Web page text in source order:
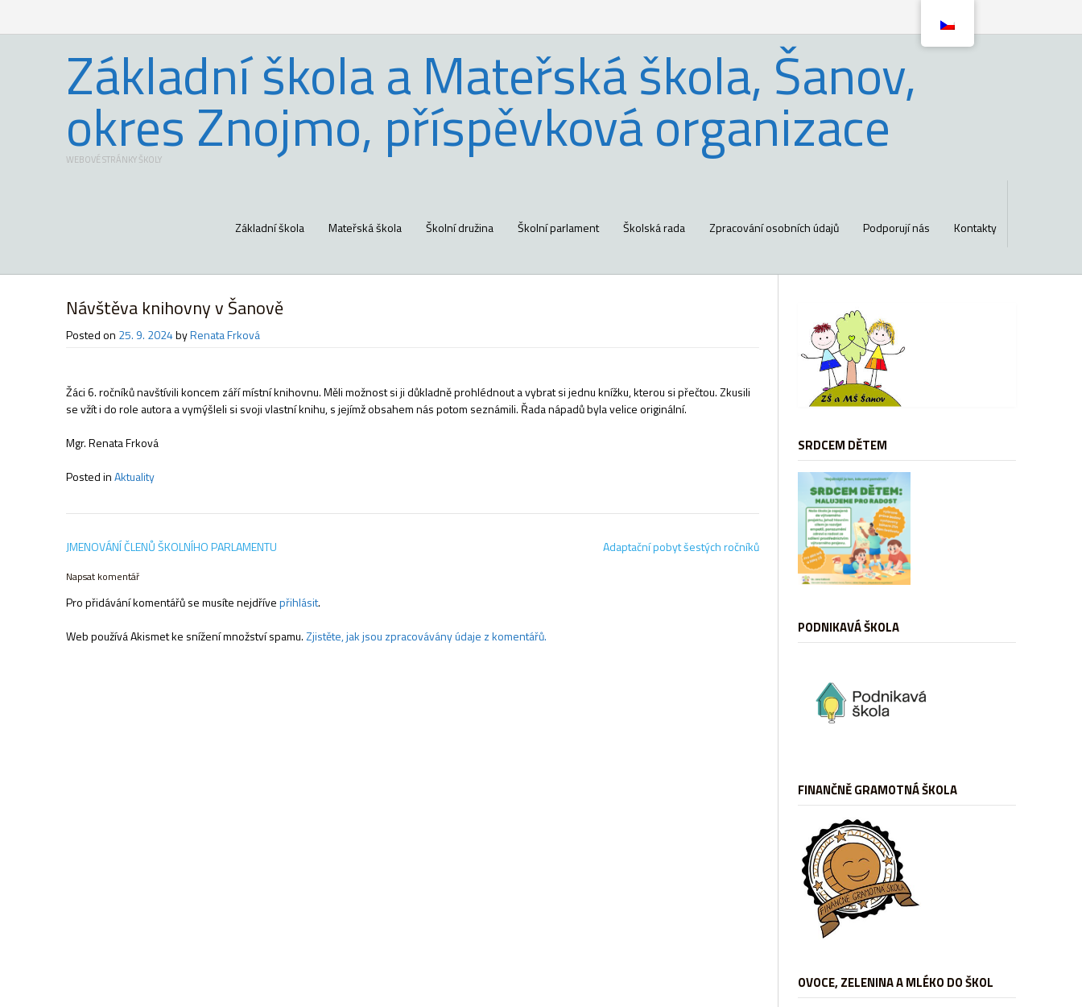
Základní škola a Mateřská škola, Šanov,
okres Znojmo, příspěvková organizace
WEBOVÉ STRÁNKY ŠKOLY
Základní škola Mateřská škola Školní družina Školní parlament Školská rada Zpracování osobních údajů Podporují nás Kontakty
Návštěva knihovny v Šanově
Posted on 25. 9. 2024byRenata Frková
Žáci 6. ročníků navštívili koncem září místní knihovnu. Měli možnost si ji důkladně prohlédnout a vybrat si jednu knížku, kterou si přečtou. Zkusili
se vžít i do role autora a vymýšleli si svoji vlastní knihu, s jejímž obsahem nás potom seznámili. Řada nápadů byla velice originální.
Mgr. Renata Frková
Posted inAktuality
Navigace
pro
příspěvek
JMENOVÁNÍ ČLENŮ ŠKOLNÍHO PARLAMENTU Adaptační pobyt šestých ročníků
Napsat komentář
Pro přidávání komentářů se musíte nejdřívepřihlásit.
Web používá Akismet ke snížení množství spamu.Zjistěte, jak jsou zpracovávány údaje z komentářů.
SRDCEM DĚTEM
PODNIKAVÁ ŠKOLA
FINANČNĚ GRAMOTNÁ ŠKOLA
OVOCE, ZELENINA A MLÉKO DO ŠKOL